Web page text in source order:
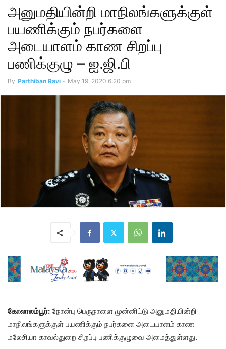
அனுமதியின்றி மாநிலங்களுக்குள்
பயணிக்கும் நபர்களை
அடையாளம் காண சிறப்பு
பணிக்குழு – ஐ.ஜி.பி
By Parthiban Ravi - May 19, 2020 6:20 pm
கோலாலம்பூர்: நோன்பு பெருநாளை முன்னிட்டு அனுமதியின்றி
மாநிலங்களுக்குள் பயணிக்கும் நபர்களை அடையாளம் காண
மலேசியா காவல்துறை சிறப்பு பணிக்குழுவை அமைத்துள்ளது.